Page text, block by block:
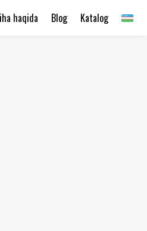
Katalog
Blog
haqida